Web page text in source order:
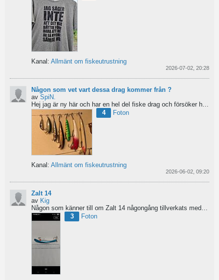
Kanal: Allmänt om fiskeutrustning
2026-07-02, 20:28
Någon som vet vart dessa drag kommer från ?
av SpiN.
Hej jag är ny här och har en hel del fiske drag och försöker hitta information från vart dom kommer...
4
Foton
Kanal: Allmänt om fiskeutrustning
2026-06-02, 09:20
Zalt 14
av Kig
3
Foton